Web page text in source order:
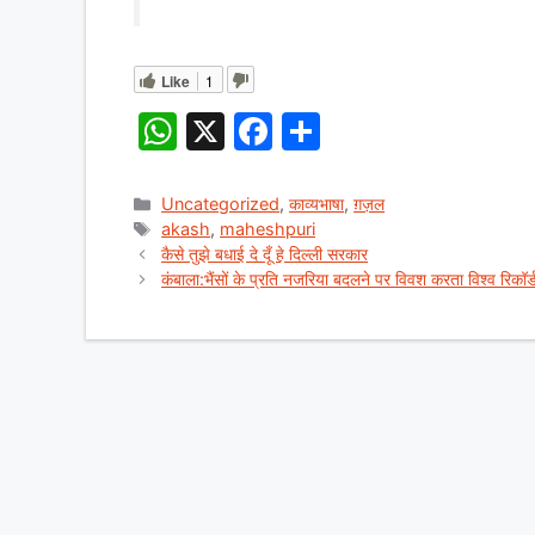
Like 1
W
at
s
A
X
F
c
e
b
ar
e
Categories
Uncategorized,काव्यभाषा,ग़ज़ल
Tags
akash, maheshpuri
कैसे तुझे बधाई दे दूँ हे दिल्ली सरकार
कंबाला:भैंसों के प्रति नजरिया बदलने पर विवश करता विश्व